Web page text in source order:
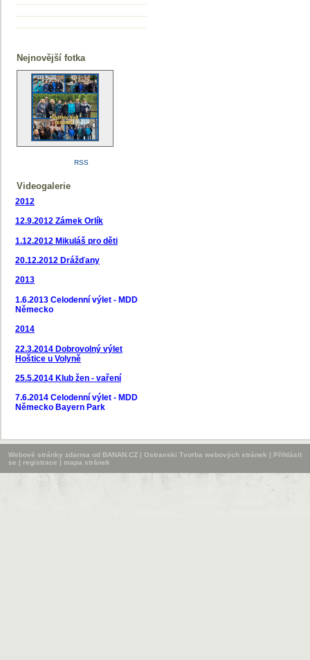
Nejnovější fotka
RSS
Videogalerie
2012
12.9.2012 Zámek Orlík
1.12.2012 Mikuláš pro děti
20.12.2012 Drážďany
2013
1.6.2013 Celodenní výlet - MDD
Německo
2014
22.3.2014 Dobrovolný výlet
Hoštice u Volyně
25.5.2014 Klub žen - vaření
7.6.2014 Celodenní výlet - MDD
Německo Bayern Park
Webové stránky zdarma od BANAN.CZ | Ostravski Tvorba webových stránek | Přihlásit
se | registrace | mapa stránek